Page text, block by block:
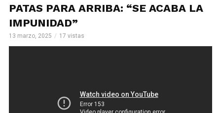
PATAS PARA ARRIBA: “SE ACABA LA
IMPUNIDAD”
13 marzo, 2025 17 vistas